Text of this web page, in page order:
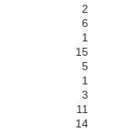
2
6
1
15
5
1
3
11
14